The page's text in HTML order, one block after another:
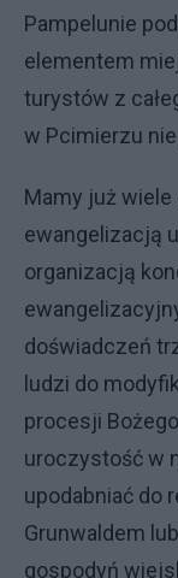
Pampelunie
elementem
turystów z
w Pcimierzu
Mamy już
ewangelizacją
organizacją
doświadczeń
ludzi do
procesji
uroczystość w
upodabniać do
Grunwaldem
gospodyń